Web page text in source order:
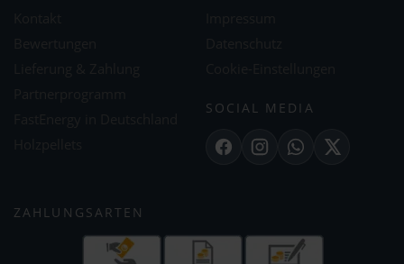
SOCIAL MEDIA
FacebookInstagramWhatsApp
X
ZAHLUNGSARTEN